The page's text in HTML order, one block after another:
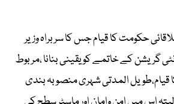
حکومت کا قیام جس کا سربراہ وزیر
گریشن کے خاتمے کو یقینی بنانا ،مربوط
قیام،طویل المدتی شہری منصوبہ بندی